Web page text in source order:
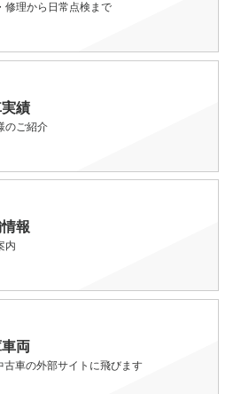
修理から日常点検まで
績
のご紹介
報
内
両
古車の外部サイトに飛びます